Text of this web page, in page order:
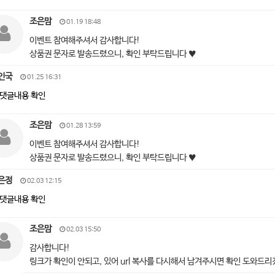
조은맘 01.19 18:48
이벤트 참여해주셔서 감사합니다!
상품권 문자로 발송드렸으니, 확인 부탁드립니다 ♥
국 01.25 16:31
댓글내용 확인
조은맘 01.28 13:59
이벤트 참여해주셔서 감사합니다!
상품권 문자로 발송드렸으니, 확인 부탁드립니다 ♥
정 02.03 12:15
댓글내용 확인
조은맘 02.03 15:50
감사합니다!
링크가 확인이 안되고, 있어 url 복사를 다시해서 남겨주시면 확인 도와드리